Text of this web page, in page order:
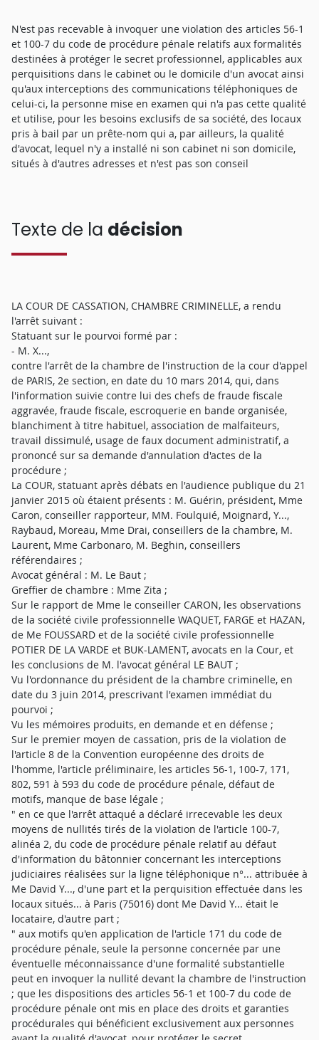
N'est pas recevable à invoquer une violation des articles 56-1
et 100-7 du code de procédure pénale relatifs aux formalités
destinées à protéger le secret professionnel, applicables aux
perquisitions dans le cabinet ou le domicile d'un avocat ainsi
qu'aux interceptions des communications téléphoniques de
celui-ci, la personne mise en examen qui n'a pas cette qualité
et utilise, pour les besoins exclusifs de sa société, des locaux
pris à bail par un prête-nom qui a, par ailleurs, la qualité
d'avocat, lequel n'y a installé ni son cabinet ni son domicile,
situés à d'autres adresses et n'est pas son conseil
Texte de la décision
LA COUR DE CASSATION, CHAMBRE CRIMINELLE, a rendu
l'arrêt suivant :
Statuant sur le pourvoi formé par :
- M. X...,
contre l'arrêt de la chambre de l'instruction de la cour d'appel
de PARIS, 2e section, en date du 10 mars 2014, qui, dans
l'information suivie contre lui des chefs de fraude fiscale
aggravée, fraude fiscale, escroquerie en bande organisée,
blanchiment à titre habituel, association de malfaiteurs,
travail dissimulé, usage de faux document administratif, a
prononcé sur sa demande d'annulation d'actes de la
procédure ;
La COUR, statuant après débats en l'audience publique du 21
janvier 2015 où étaient présents : M. Guérin, président, Mme
Caron, conseiller rapporteur, MM. Foulquié, Moignard, Y...,
Raybaud, Moreau, Mme Drai, conseillers de la chambre, M.
Laurent, Mme Carbonaro, M. Beghin, conseillers
référendaires ;
Avocat général : M. Le Baut ;
Greffier de chambre : Mme Zita ;
Sur le rapport de Mme le conseiller CARON, les observations
de la société civile professionnelle WAQUET, FARGE et HAZAN,
de Me FOUSSARD et de la société civile professionnelle
POTIER DE LA VARDE et BUK-LAMENT, avocats en la Cour, et
les conclusions de M. l'avocat général LE BAUT ;
Vu l'ordonnance du président de la chambre criminelle, en
date du 3 juin 2014, prescrivant l'examen immédiat du
pourvoi ;
Vu les mémoires produits, en demande et en défense ;
Sur le premier moyen de cassation, pris de la violation de
l'article 8 de la Convention européenne des droits de
l'homme, l'article préliminaire, les articles 56-1, 100-7, 171,
802, 591 à 593 du code de procédure pénale, défaut de
motifs, manque de base légale ;
" en ce que l'arrêt attaqué a déclaré irrecevable les deux
moyens de nullités tirés de la violation de l'article 100-7,
alinéa 2, du code de procédure pénale relatif au défaut
d'information du bâtonnier concernant les interceptions
judiciaires réalisées sur la ligne téléphonique n°... attribuée à
Me David Y..., d'une part et la perquisition effectuée dans les
locaux situés... à Paris (75016) dont Me David Y... était le
locataire, d'autre part ;
" aux motifs qu'en application de l'article 171 du code de
procédure pénale, seule la personne concernée par une
éventuelle méconnaissance d'une formalité substantielle
peut en invoquer la nullité devant la chambre de l'instruction
; que les dispositions des articles 56-1 et 100-7 du code de
procédure pénale ont mis en place des droits et garanties
procédurales qui bénéficient exclusivement aux personnes